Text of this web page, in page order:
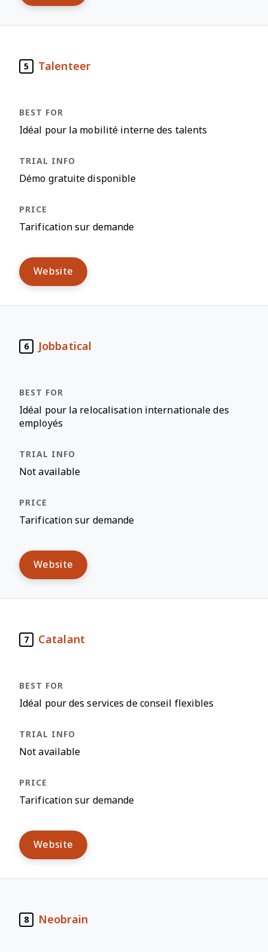
5 Talenteer
Idéal pour la mobilité interne des talents
Démo gratuite disponible
Tarification sur demande
Website
6 Jobbatical
Idéal pour la relocalisation internationale des
employés
Not available
Tarification sur demande
Website
7 Catalant
Idéal pour des services de conseil flexibles
Not available
Tarification sur demande
Website
8 Neobrain